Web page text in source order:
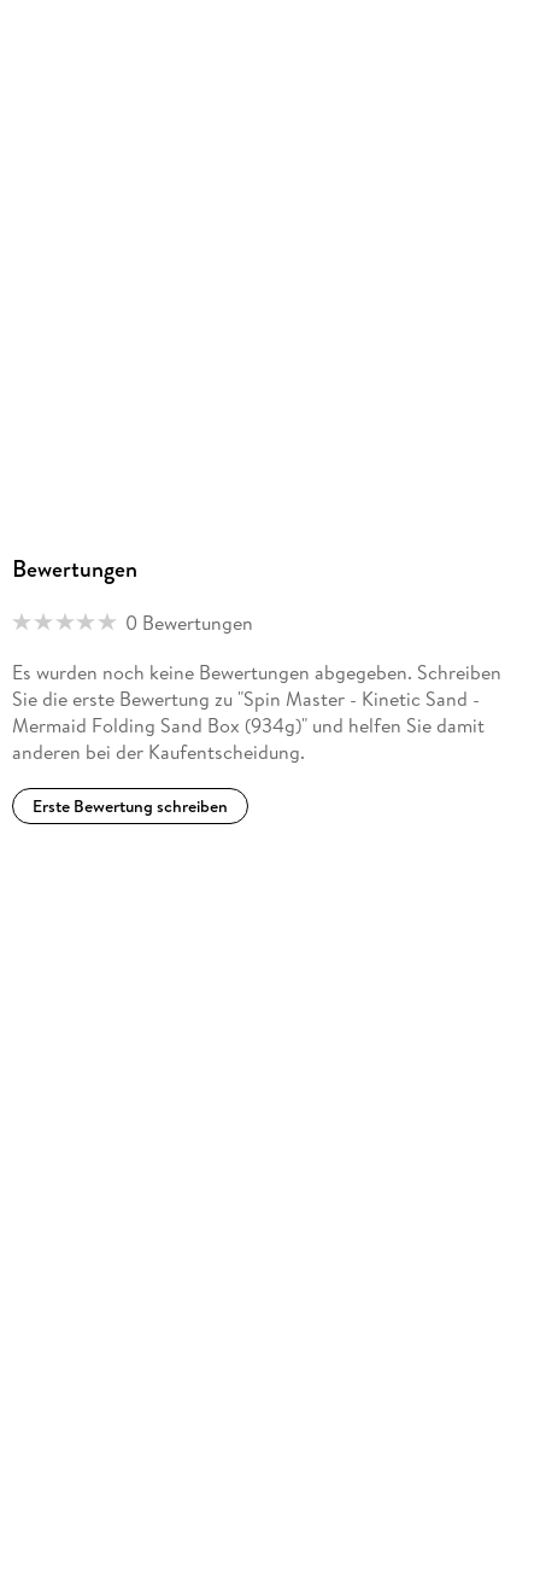
Bewertungen
0 Bewertungen
Es wurden noch keine Bewertungen abgegeben. Schreiben
Sie die erste Bewertung zu "Spin Master - Kinetic Sand -
Mermaid Folding Sand Box (934g)" und helfen Sie damit
anderen bei der Kaufentscheidung.
Erste Bewertung schreiben